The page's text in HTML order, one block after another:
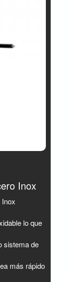
Inox
lo que
sistema de
más rápido